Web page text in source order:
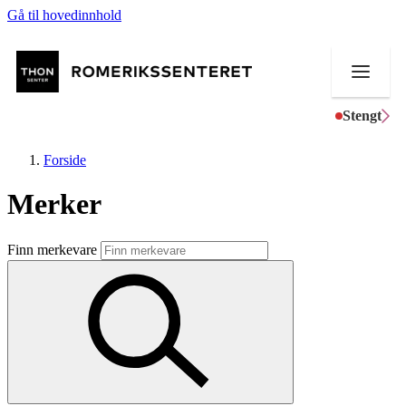
Gå til hovedinnhold
Stengt
Butikker
Mat og drikke
Aktiviteter
Forside
Merker
Finn merkevare